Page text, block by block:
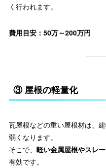
く行われます。
費用目安：50万～200万円
③ 屋根の軽量化
瓦屋根などの重い屋根材は、
弱くなります。
そこで、 軽い金属屋根やスレ
有効です。